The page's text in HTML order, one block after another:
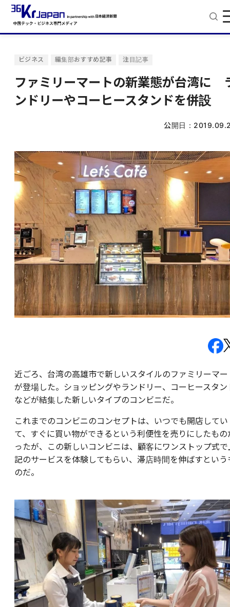
ビジネス 編集部おすすめ記事 注目記事
ファミリーマートの新業態が台湾に
ンドリーやコーヒースタンドを併設
公開日：
近ごろ、台湾の高雄市で新しいスタイルのファミリーマー
が登場した。ショッピングやランドリー、コーヒースタン
などが結集した新しいタイプのコンビニだ。
これまでのコンビニのコンセプトは、いつでも開店してい
て、すぐに買い物ができるという利便性を売りにしたもの
ったが、この新しいコンビニは、顧客にワンストップ式で
記のサービスを体験してもらい、滞店時間を伸ばすという
のだ。